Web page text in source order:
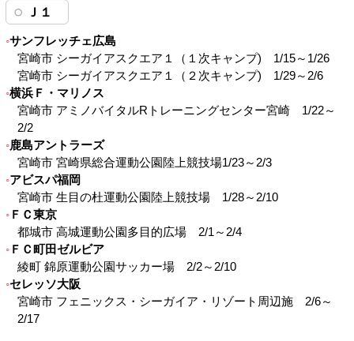
Ｊ１
サンフレッチェ広島
宮崎市 シーガイアスクエア１（１次キャンプ) 1/15～1/26
宮崎市 シーガイアスクエア１（２次キャンプ) 1/29～2/6
横浜Ｆ・マリノス
宮崎市 アミノバイタルRトレーニングセンター宮崎 1/22～
2/2
鹿島アントラーズ
宮崎市 宮崎県総合運動公園陸上競技場1/23～2/3
アビスパ福岡
宮崎市 生目の杜運動公園陸上競技場 1/28～2/10
ＦＣ東京
都城市 高城運動公園多目的広場 2/1～2/4
ＦＣ町田ゼルビア
綾町 錦原運動公園サッカー場 2/2～2/10
セレッソ大阪
宮崎市 フェニックス・シーガイア・リゾート周辺施 2/6～
2/17